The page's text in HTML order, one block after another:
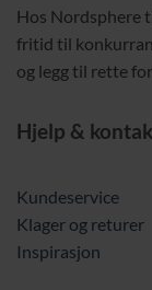
Hos Nordsphere
fritid til
og legg til rette
Hjelp &
Kundeservice
Klager og returer
Inspirasjon